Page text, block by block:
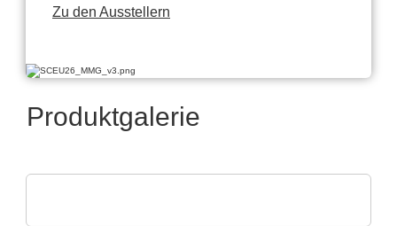
Zu den Ausstellern
Produktgalerie